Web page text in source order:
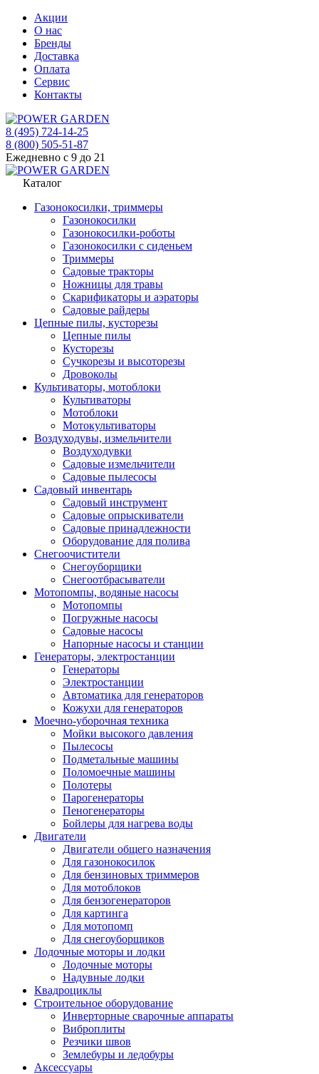
Акции
О нас
Бренды
Доставка
Оплата
Сервис
Контакты
8 (495) 724-14-25
8 (800) 505-51-87
Ежедневно с 9 до 21
Каталог
Газонокосилки, триммеры
Газонокосилки
Газонокосилки-роботы
Газонокосилки с сиденьем
Триммеры
Садовые тракторы
Ножницы для травы
Скарификаторы и аэраторы
Садовые райдеры
Цепные пилы, кусторезы
Цепные пилы
Кусторезы
Сучкорезы и высоторезы
Дровоколы
Культиваторы, мотоблоки
Культиваторы
Мотоблоки
Мотокультиваторы
Воздуходувы, измельчители
Воздуходувки
Садовые измельчители
Садовые пылесосы
Садовый инвентарь
Садовый инструмент
Садовые опрыскиватели
Садовые принадлежности
Оборудование для полива
Снегоочистители
Снегоуборщики
Снегоотбрасыватели
Мотопомпы, водяные насосы
Мотопомпы
Погружные насосы
Садовые насосы
Напорные насосы и станции
Генераторы, электростанции
Генераторы
Электростанции
Автоматика для генераторов
Кожухи для генераторов
Моечно-уборочная техника
Мойки высокого давления
Пылесосы
Подметальные машины
Поломоечные машины
Полотеры
Парогенераторы
Пеногенераторы
Бойлеры для нагрева воды
Двигатели
Двигатели общего назначения
Для газонокосилок
Для бензиновых триммеров
Для мотоблоков
Для бензогенераторов
Для картинга
Для мотопомп
Для снегоуборщиков
Лодочные моторы и лодки
Лодочные моторы
Надувные лодки
Квадроциклы
Строительное оборудование
Инверторные сварочные аппараты
Виброплиты
Резчики швов
Землебуры и ледобуры
Аксессуары